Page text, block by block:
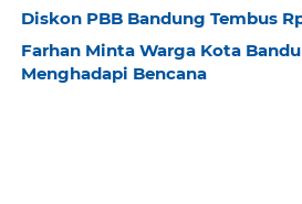
Diskon PBB Bandung Tembus
Farhan Minta Warga Kota
Menghadapi Bencana